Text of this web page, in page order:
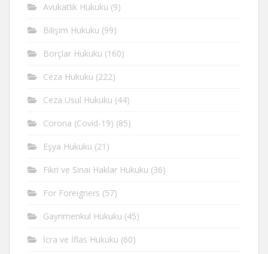
Avukatlık Hukuku (9)
Bilişim Hukuku (99)
Borçlar Hukuku (160)
Ceza Hukuku (222)
Ceza Usul Hukuku (44)
Corona (Covid-19) (85)
Eşya Hukuku (21)
Fikri ve Sinai Haklar Hukuku (36)
For Foreigners (57)
Gayrimenkul Hukuku (45)
İcra ve İflas Hukuku (60)